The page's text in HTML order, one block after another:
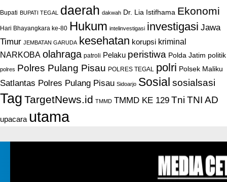
Bupati BUPATI TEGAL daerah dakwah Dr. Lia Istifhama Ekonomi
Hari Bhayangkara ke-80 Hukum intelinvestigasi investigasi Jawa
Timur JEMBATAN GARUDA kesehatan korupsi kriminal
NARKOBA olahraga patroli Pelaku peristiwa Polda Jatim politik
polres Polres Pulang Pisau POLRES TEGAL polri Polsek Maliku
Satlantas Polres Pulang Pisau Sidoarjo Sosial sosialsasi
Tag TargetNews.id TMMD TMMD KE 129 Tni TNI AD
upacara utama